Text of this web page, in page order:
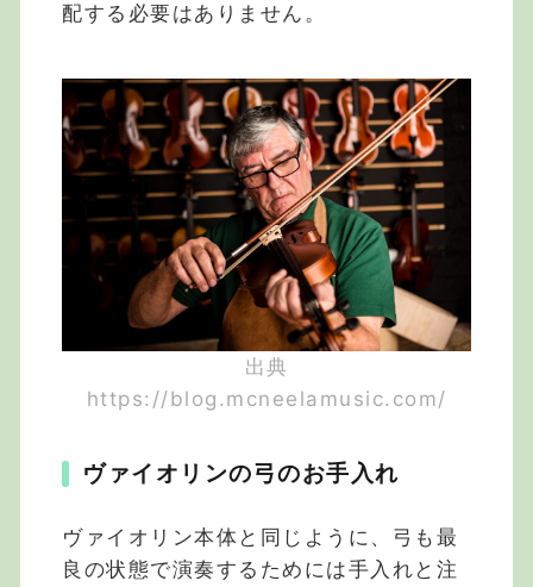
配する必要はありません。
出典
https://blog.mcneelamusic.com/
ヴァイオリンの弓のお手入れ
ヴァイオリン本体と同じように、弓も最
良の状態で演奏するためには手入れと注